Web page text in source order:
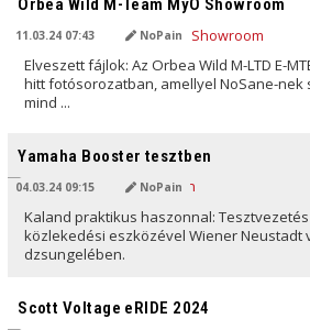
Orbea Wild M-Team MyO Showroom
11.03.24 07:43 NoPain
Elveszett fájlok: Az Orbea Wild M-LTD E-
hitt fotósorozatban, amellyel NoSane-
mind ...
Yamaha Booster tesztben
04.03.24 09:15 NoPain
Kaland praktikus haszonnal:
közlekedési eszközével Wiener Neustadt
dzsungelében.
Scott Voltage eRIDE 2024